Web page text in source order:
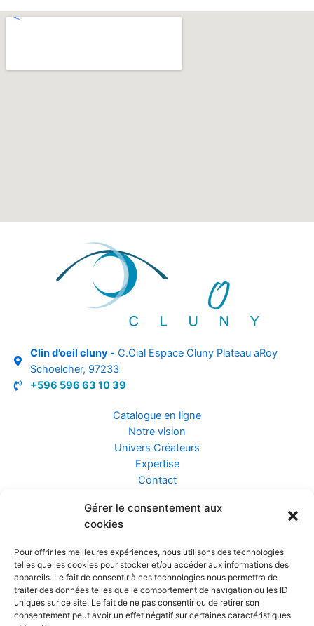
Gérer le consentement aux
cookies
Pour offrir les meilleures expériences, nous utilisons des technologies
telles que les cookies pour stocker et/ou accéder aux informations des
appareils. Le fait de consentir à ces technologies nous permettra de
traiter des données telles que le comportement de navigation ou les ID
uniques sur ce site. Le fait de ne pas consentir ou de retirer son
consentement peut avoir un effet négatif sur certaines caractéristiques
Clin d’oeil cluny - C.Cial Espace Cluny Plateau aRoy
Schoelcher, 97233
+596 596 63 10 39
Catalogue en ligne
Notre vision
Univers Créateurs
Expertise
Contact
Assurance ZEN
Confidentialité et Données
Conditions Générales de Vente